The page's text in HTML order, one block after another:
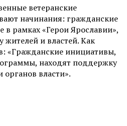
ветеранские
начинания: гражданские
рамках «Герои Ярославии»,
и властей. Как
«Гражданские инициативы,
находят поддержку
органов власти».